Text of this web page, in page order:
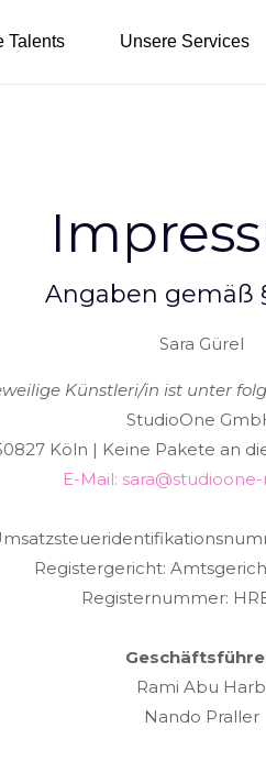
Talents Unsere Services
Angaben gemäß
Sara Gürel
Künstleri/in ist unter
StudioOne
Köln | Keine Pakete an
E-Mail:
Registergericht:
Registernummer:
Rami Abu Harb
Nando Praller